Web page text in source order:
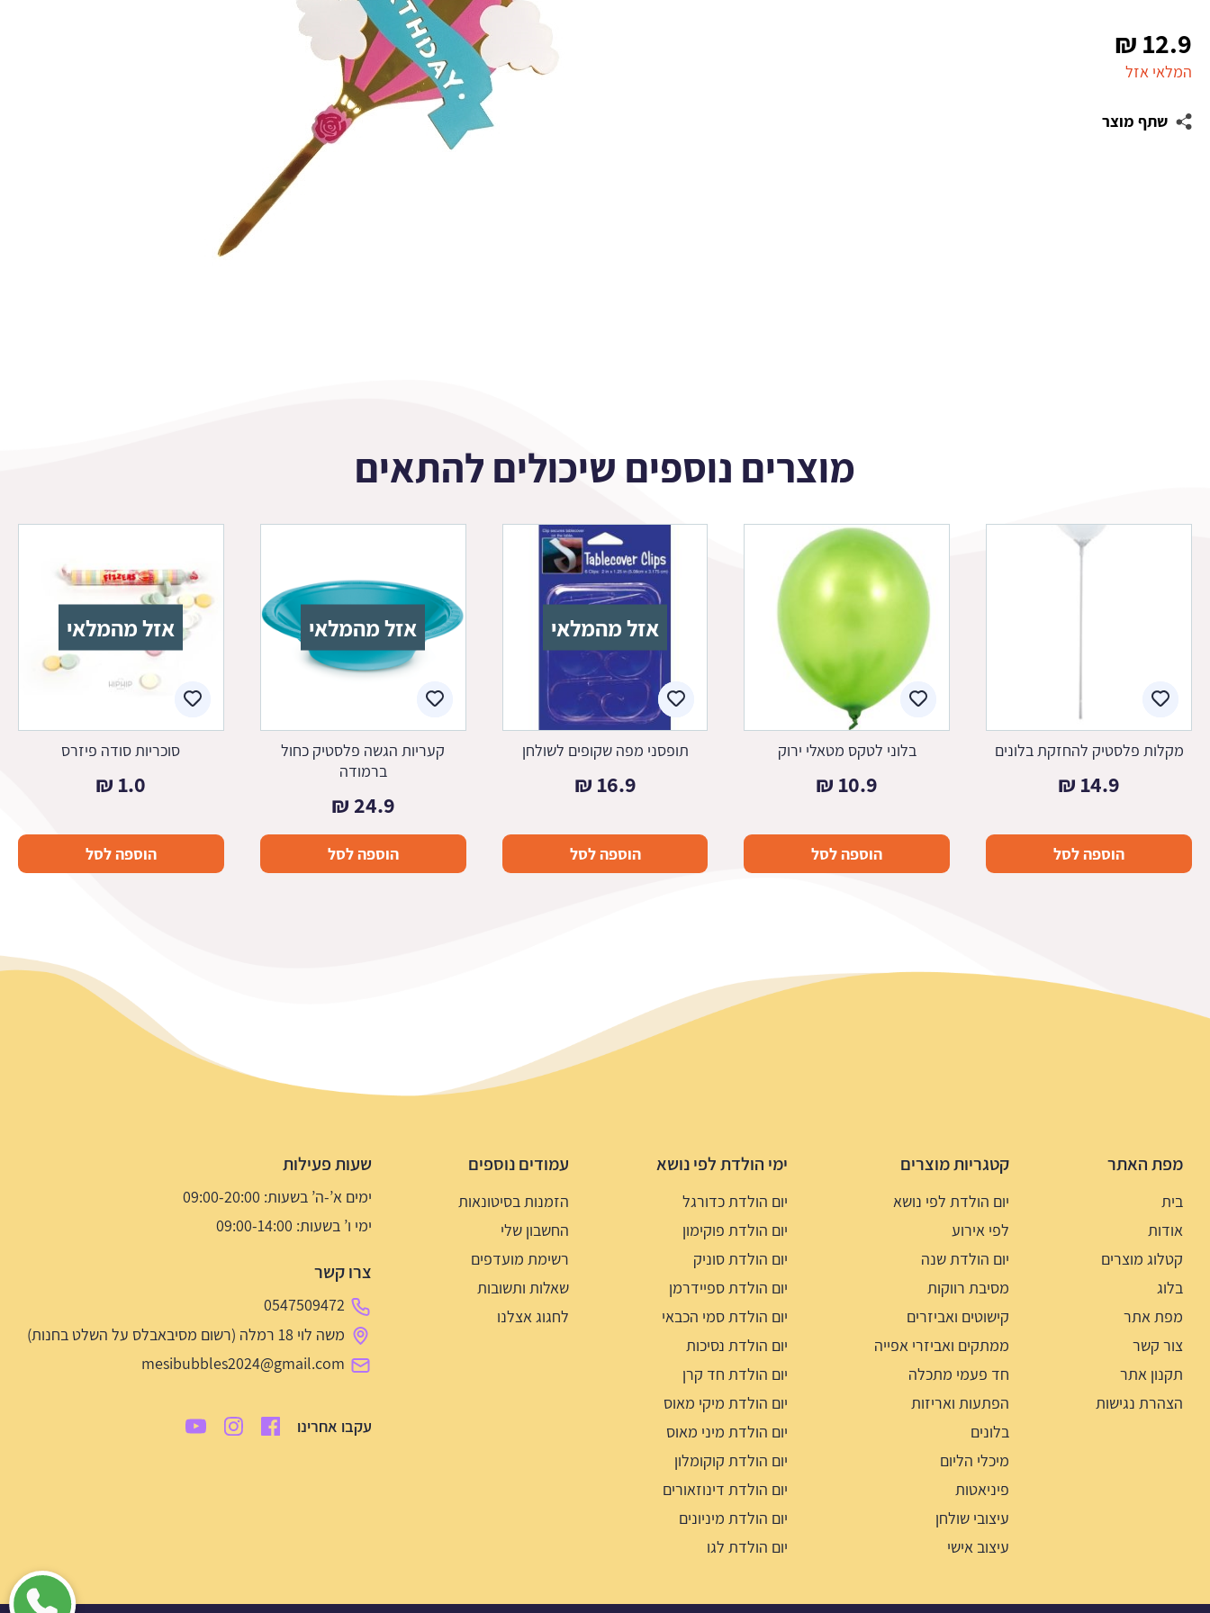
12.9
₪
המלאי אזל
שתף מוצר
מוצרים נוספים שיכולים להתאים
מקלות פלסטיק להחזקת בלונים
14.9
₪
הוספה לסל
בלוני לטקס מטאלי ירוק
10.9
₪
הוספה לסל
אזל מהמלאי
תופסני מפה שקופים לשולחן
16.9
₪
הוספה לסל
אזל מהמלאי
קעריות הגשה פלסטיק כחול
ברמודה
24.9
₪
הוספה לסל
אזל מהמלאי
סוכריות סודה פיזרס
1.0
₪
הוספה לסל
מפת האתר
בית
אודות
קטלוג מוצרים
בלוג
מפת אתר
צור קשר
תקנון אתר
הצהרת נגישות
קטגריות מוצרים
יום הולדת לפי נושא
לפי אירוע
יום הולדת שנה
מסיבת רווקות
קישוטים ואביזרים
ממתקים ואביזרי אפייה
חד פעמי מתכלה
הפתעות ואריזות
בלונים
מיכלי הליום
פיניאטות
עיצובי שולחן
עיצוב אישי
ימי הולדת לפי נושא
יום הולדת כדורגל
יום הולדת פוקימון
יום הולדת סוניק
יום הולדת ספיידרמן
יום הולדת סמי הכבאי
יום הולדת נסיכות
יום הולדת חד קרן
יום הולדת מיקי מאוס
יום הולדת מיני מאוס
יום הולדת קוקומלון
יום הולדת דינוזאורים
יום הולדת מיניונים
יום הולדת לגו
עמודים נוספים
הזמנות בסיטונאות
החשבון שלי
רשימת מועדפים
שאלות ותשובות
לחגוג אצלנו
שעות פעילות
ימים א’-ה’ בשעות: 09:00-20:00
ימי ו’ בשעות: 09:00-14:00
צרו קשר
0547509472
משה לוי 18 רמלה (רשום מסיבאבלס על השלט בחנות)
mesibubbles2024@gmail.com
עקבו אחרינו